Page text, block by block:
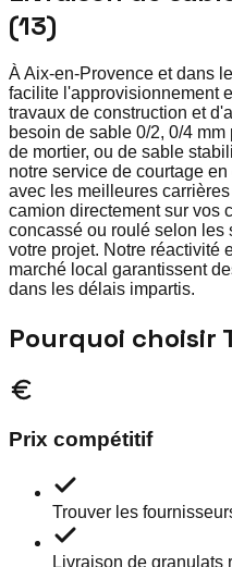
(13)
À Aix-en-Provence et dans
facilite l'approvisionnement
travaux de construction et
besoin de sable 0/2, 0/4
de mortier, ou de sable
notre service de courtage
avec les meilleures
camion directement sur vos
concassé ou roulé selon
votre projet. Notre réactivité
marché local garantissent
dans les délais impartis.
Pourquoi choisir
Prix compétitif
Trouver les
Livraison de granulats